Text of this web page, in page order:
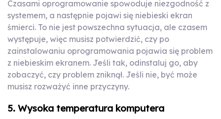
Czasami oprogramowanie spowoduje niezgodność z
systemem, a następnie pojawi się niebieski ekran
śmierci. To nie jest powszechna sytuacja, ale czasem
występuje, więc musisz potwierdzić, czy po
zainstalowaniu oprogramowania pojawia się problem
z niebieskim ekranem. Jeśli tak, odinstaluj go, aby
zobaczyć, czy problem zniknął. Jeśli nie, być może
musisz rozważyć inne przyczyny.
5. Wysoka temperatura komputera